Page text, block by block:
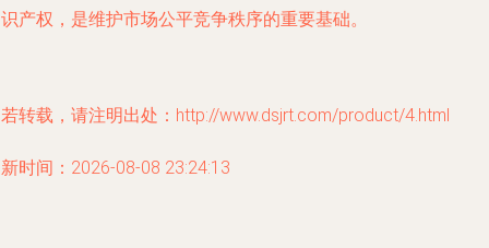
产权，是维护市场公平竞争秩序的重要基础。
转载，请注明出处：http://www.dsjrt.com/product/4.html
时间：2026-08-08 23:24:13